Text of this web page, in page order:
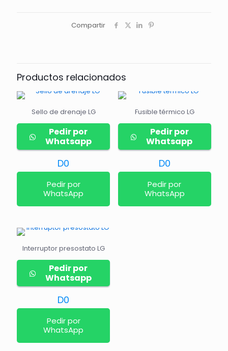
Compartir
Productos relacionados
Sello de drenaje LG
Pedir por
Whatsapp
D0
Pedir por
WhatsApp
Fusible térmico LG
Pedir por
Whatsapp
D0
Pedir por
WhatsApp
Interruptor presostato LG
Pedir por
Whatsapp
D0
Pedir por
WhatsApp